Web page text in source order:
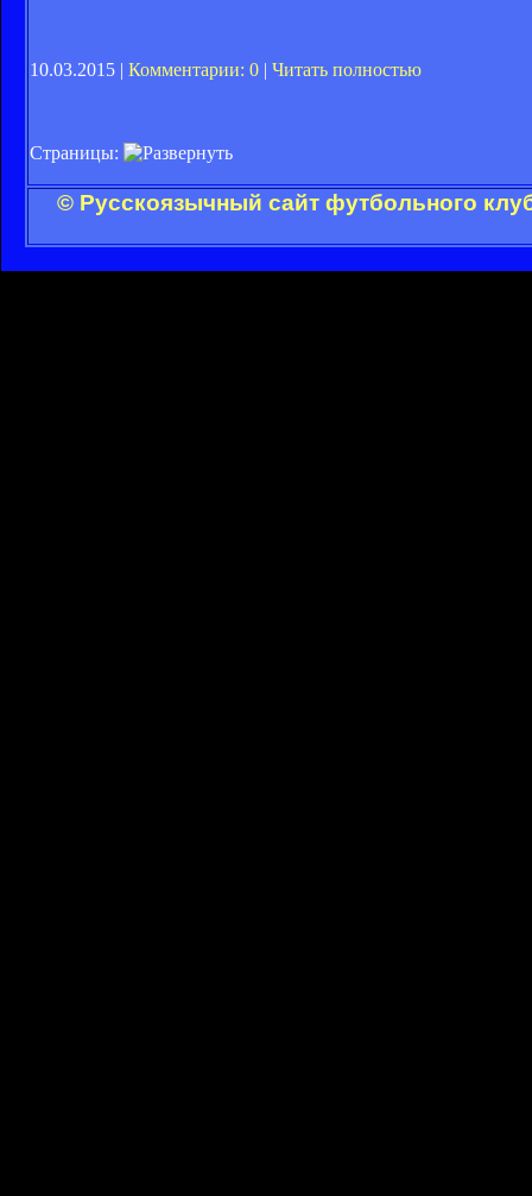
10.03.2015 | Комментарии: 0 | Читать полностью
Страницы:
© Русскоязычный сайт футбольного